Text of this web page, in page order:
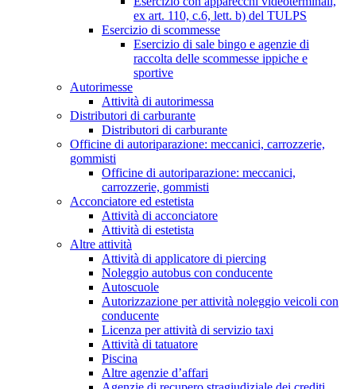
ex art. 110, c.6, lett. b) del TULPS
Esercizio di scommesse
Esercizio di sale bingo e agenzie di
raccolta delle scommesse ippiche e
sportive
Autorimesse
Attività di autorimessa
Distributori di carburante
Distributori di carburante
Officine di autoriparazione: meccanici, carrozzerie,
gommisti
Officine di autoriparazione: meccanici,
carrozzerie, gommisti
Acconciatore ed estetista
Attività di acconciatore
Attività di estetista
Altre attività
Attività di applicatore di piercing
Noleggio autobus con conducente
Autoscuole
Autorizzazione per attività noleggio veicoli con
conducente
Licenza per attività di servizio taxi
Attività di tatuatore
Piscina
Altre agenzie d’affari